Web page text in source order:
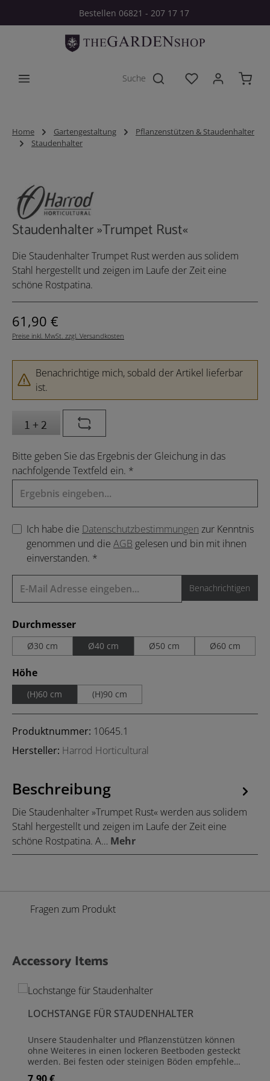
Zum Hauptinhalt springenBestellen 06821 - 207 17 17
Du hast 0
Home Gartengestaltung
Pflanzenstützen & Staudenhalter
Staudenhalter
Staudenhalter »Trumpet Rust«
Die Staudenhalter Trumpet Rust werden aus solidem
Stahl hergestellt und zeigen im Laufe der Zeit eine
schöne Rostpatina.
Regulärer Preis:
61,90 €
Preise inkl. MwSt. zzgl. Versandkosten
Benachrichtige mich, sobald der Artikel lieferbar
ist.
Bitte geben Sie das Ergebnis der Gleichung in das
nachfolgende Textfeld ein. *
Ich habe die Datenschutzbestimmungen zur Kenntnis
genommen und die AGB gelesen und bin mit ihnen
einverstanden. *
Benachrichtigen
Durchmesserauswählen
Ø30 cm Ø40 cm Ø50 cm Ø60 cm
Höheauswählen
(H)60 cm (H)90 cm
Produktnummer: 10645.1
Hersteller: Harrod Horticultural
Beschreibung
Die Staudenhalter »Trumpet Rust« werden aus solidem
Stahl hergestellt und zeigen im Laufe der Zeit eine
schöne Rostpatina. A… Mehr
Fragen zum Produkt
Produktgalerie überspringen
Accessory Items
LOCHSTANGE FÜR STAUDENHALTER
Unsere Staudenhalter und Pflanzenstützen können
ohne Weiteres in einen lockeren Beetboden gesteckt
werden. Bei festen oder steinigen Böden empfehlen
wir die Löcher mit dieser einfachen Lochstange
Regulärer Preis: